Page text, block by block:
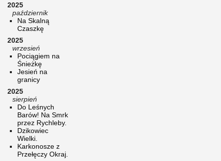
2025
październik
Na Skalną
Czaszkę
2025
wrzesień
Pociągiem na
Śnieżkę
Jesień na
granicy
2025
sierpień
Do Leśnych
Barów! Na Smrk
przez Rychleby.
Dzikowiec
Wielki.
Karkonosze z
Przełęczy Okraj.